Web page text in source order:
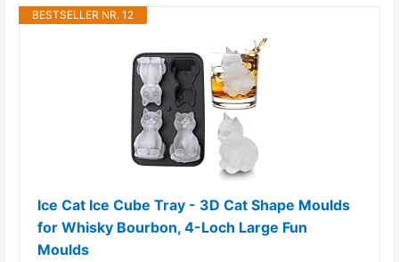
BESTSELLER NR. 12
Ice Cat Ice Cube Tray - 3D Cat Shape Moulds
for Whisky Bourbon, 4-Loch Large Fun
Moulds